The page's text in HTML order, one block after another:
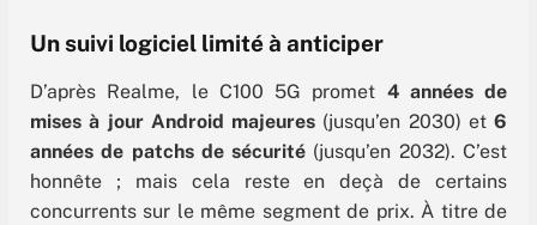
Un suivi logiciel limité à anticiper
D’après Realme, le C100 5G promet 4 années de
mises à jour Android majeures (jusqu’en 2030) et 6
années de patchs de sécurité (jusqu’en 2032). C’est
honnête ; mais cela reste en deçà de certains
concurrents sur le même segment de prix. À titre de